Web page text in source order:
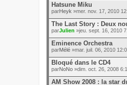
Hatsune Miku
parHeyk »mer. nov. 17, 2010
The Last Story : Deux
parJulien »jeu. sept. 16, 2010
Eminence Orchestra
parMélé »mar. juil. 06, 2010
Bloqué dans le CD4
parNoNo »dim. oct. 26, 2008
AM Show 2008 : la star